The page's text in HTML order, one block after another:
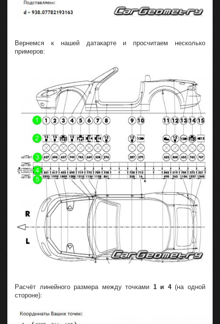
Вернемся к нашей датакарте и просчитаем несколько
примеров:
Расчёт линейного размера между точками 1 и 4(на одной
стороне):